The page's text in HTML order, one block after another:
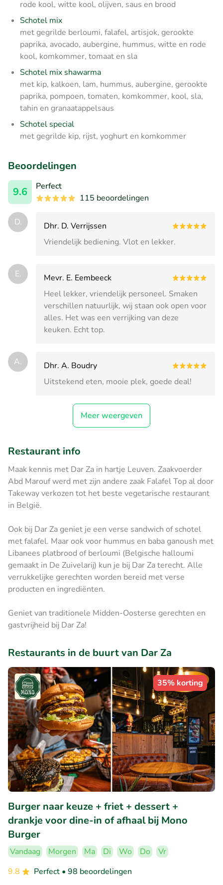
rode kool, witte kool, olijven, saus en brood
Schotel mix
met gegrilde berloumi, falafel, artisjok, gerookte
paprika, avocado, aubergine, hummus, witte en rode
kool, komkommer, tomaat en sla
Schotel mix shawarma
met kip, kalkoen, lam, hummus, aubergine, gerookte
paprika, pompoen, tomaten, komkommer, kool, sla,
tahin en granaatappelsaus
Schotel special
met gegrilde kip, rijst, yoghurt en komkommer
Beoordelingen
9.6
Perfect
115 beoordelingen
D.
Dhr. D. Verrijssen
Vriendelijk bediening. Vlot en lekker.
E.
Mevr. E. Eembeeck
Heel lekker, vriendelijk personeel. Smaken
verschillen natuurlijk, wij staan ook open voor
alles. Het was een verrijking van deze
keuken. Echt top.
A.
Dhr. A. Boudry
Uitstekend eten, mooie plek, goede deal!
Meer weergeven
Restaurant info
Maak kennis met Dar Za in hartje Leuven. Zaakvoerder
Abd Marouf werd met zijn andere zaak Falafel Top al door
Takeway verkozen tot het beste vegetarische restaurant
in België.
Ook bij Dar Za geniet je een verse sandwich of schotel
met falafel. Maar ook voor hummus en baba ganoush met
Libanees platbrood of berloumi (Belgische halloumi
gemaakt in De Zuivelarij) kun je bij Dar Za terecht. Alle
verrukkelijke gerechten worden bereid met verse
producten en ingrediënten.
Geniet van traditionele Midden-Oosterse gerechten en
gastvrijheid bij Dar Za!
Restaurants in de buurt van Dar Za
35% korting
Burger naar keuze + friet + dessert +
drankje voor dine-in of afhaal bij Mono
Burger
Vandaag Morgen Ma Di Wo Do
Vr
9.8
Perfect • 98 beoordelingen